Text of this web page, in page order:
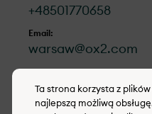
+48501770658
Email:
warsaw@ox2.com
LinkedIn
Ta strona korzysta z
najlepszą możliwą